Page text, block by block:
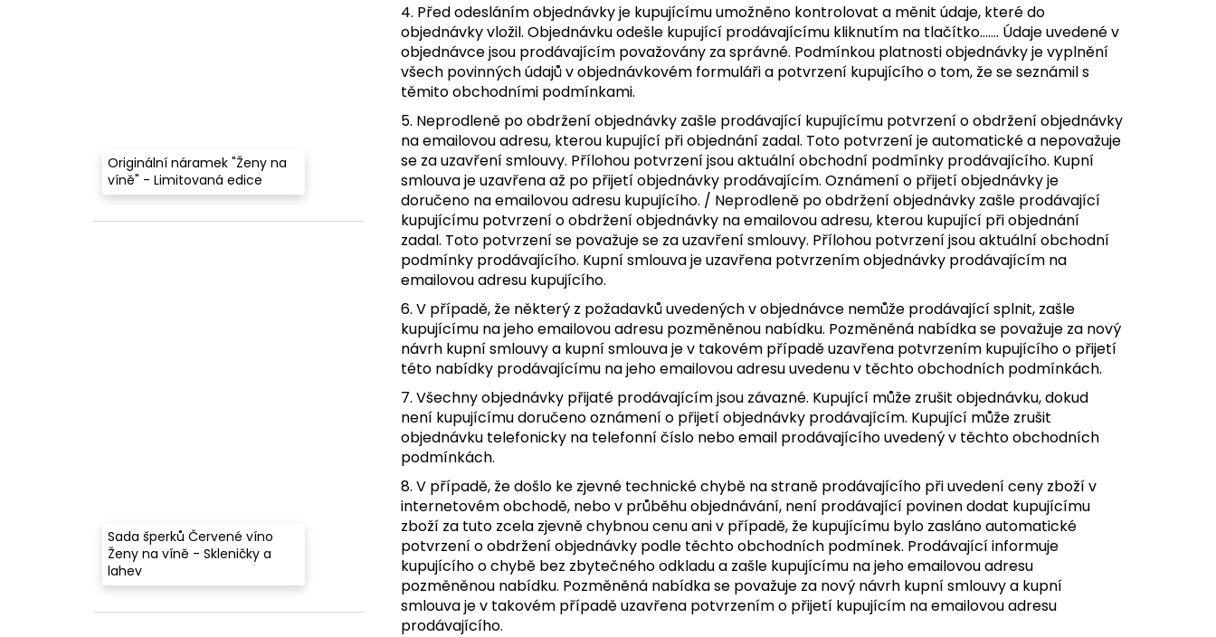
Originální náramek "Ženy na
víně" - Limitovaná edice
Sada šperků Červené víno
Ženy na víně - Skleničky a
lahev
4. Před odesláním objednávky je kupujícímu umožněno kontrolovat a měnit údaje, které do
objednávky vložil. Objednávku odešle kupující prodávajícímu kliknutím na tlačítko……. Údaje uvedené v
objednávce jsou prodávajícím považovány za správné. Podmínkou platnosti objednávky je vyplnění
všech povinných údajů v objednávkovém formuláři a potvrzení kupujícího o tom, že se seznámil s
těmito obchodními podmínkami.
5. Neprodleně po obdržení objednávky zašle prodávající kupujícímu potvrzení o obdržení objednávky
na emailovou adresu, kterou kupující při objednání zadal. Toto potvrzení je automatické a nepovažuje
se za uzavření smlouvy. Přílohou potvrzení jsou aktuální obchodní podmínky prodávajícího. Kupní
smlouva je uzavřena až po přijetí objednávky prodávajícím. Oznámení o přijetí objednávky je
doručeno na emailovou adresu kupujícího. / Neprodleně po obdržení objednávky zašle prodávající
kupujícímu potvrzení o obdržení objednávky na emailovou adresu, kterou kupující při objednání
zadal. Toto potvrzení se považuje se za uzavření smlouvy. Přílohou potvrzení jsou aktuální obchodní
podmínky prodávajícího. Kupní smlouva je uzavřena potvrzením objednávky prodávajícím na
emailovou adresu kupujícího.
6. V případě, že některý z požadavků uvedených v objednávce nemůže prodávající splnit, zašle
kupujícímu na jeho emailovou adresu pozměněnou nabídku. Pozměněná nabídka se považuje za nový
návrh kupní smlouvy a kupní smlouva je v takovém případě uzavřena potvrzením kupujícího o přijetí
této nabídky prodávajícímu na jeho emailovou adresu uvedenu v těchto obchodních podmínkách.
7. Všechny objednávky přijaté prodávajícím jsou závazné. Kupující může zrušit objednávku, dokud
není kupujícímu doručeno oznámení o přijetí objednávky prodávajícím. Kupující může zrušit
objednávku telefonicky na telefonní číslo nebo email prodávajícího uvedený v těchto obchodních
podmínkách.
8. V případě, že došlo ke zjevné technické chybě na straně prodávajícího při uvedení ceny zboží v
internetovém obchodě, nebo v průběhu objednávání, není prodávající povinen dodat kupujícímu
zboží za tuto zcela zjevně chybnou cenu ani v případě, že kupujícímu bylo zasláno automatické
potvrzení o obdržení objednávky podle těchto obchodních podmínek. Prodávající informuje
kupujícího o chybě bez zbytečného odkladu a zašle kupujícímu na jeho emailovou adresu
pozměněnou nabídku. Pozměněná nabídka se považuje za nový návrh kupní smlouvy a kupní
smlouva je v takovém případě uzavřena potvrzením o přijetí kupujícím na emailovou adresu
prodávajícího.